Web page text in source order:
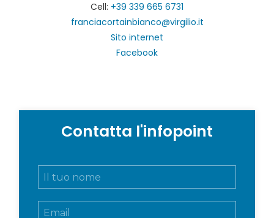
Cell: +39 339 665 6731
franciacortainbianco@virgilio.it
Sito internet
Facebook
Contatta l'infopoint
N
E